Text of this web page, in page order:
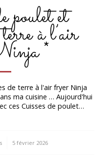
poulet et
à l’air
*
de terre à l'air fryer Ninja
ma cuisine … Aujourd'hui
ces Cuisses de poulet…
5 février 2026